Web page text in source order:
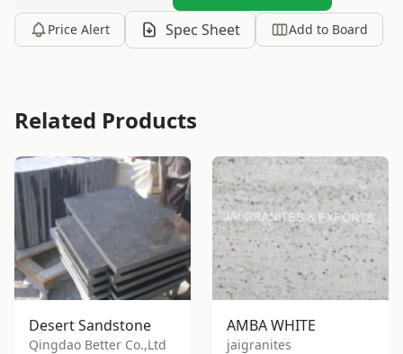
Price Alert Spec Sheet Add to Board
Related Products
Desert Sandstone
Qingdao Better Co.,Ltd
AMBA WHITE
jaigranites